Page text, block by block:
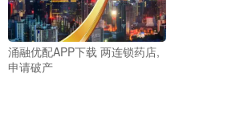
涌融优配APP下载 两连锁药店,
申请破产